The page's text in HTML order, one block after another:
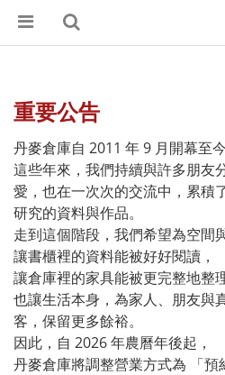
重要公告
丹麥倉庫自 2011 年 9 月開幕至
這些年來，我們持續與許多朋友
愛，也在一次次的交流中，累積
研究的資料與作品。
走到這個階段，我們希望為空
讓書櫃裡的資料能被好好閱讀，
讓倉庫裡的家具能被更完整地整
也讓生活本身，為家人、朋友與
客，保留更多餘裕。
因此，自 2026 年農曆年後起，
丹麥倉庫將調整營業方式為 「預